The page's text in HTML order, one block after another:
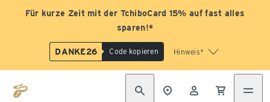
Für kurze Zeit mit der TchiboCard 15% auf fast alles
sparen!*
DANKE26 Code kopieren Hinweis*